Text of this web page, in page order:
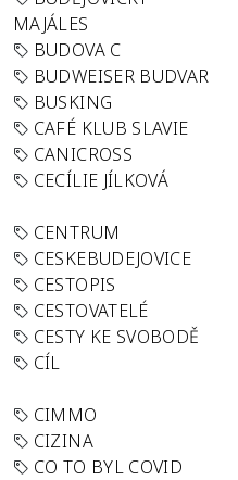
MAJÁLES
BUDOVA C
BUDWEISER BUDVAR
BUSKING
CAFÉ KLUB SLAVIE
CANICROSS
CECÍLIE JÍLKOVÁ
CENTRUM
CESKEBUDEJOVICE
CESTOPIS
CESTOVATELÉ
CESTY KE SVOBODĚ
CÍL
CIMMO
CIZINA
CO TO BYL COVID